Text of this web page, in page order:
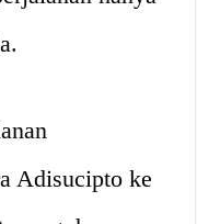
Adisucipto ke